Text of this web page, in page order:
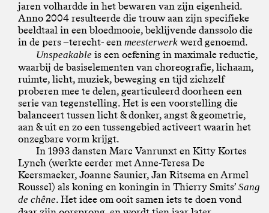
jaren volhardde in het bewaren van zijn eigenheid.
Anno 2004 resulteerde die trouw aan zijn specifieke
beeldtaal in een bloedmooie, beklijvende danssolo die
in de pers –terecht- een meesterwerk werd genoemd.
Unspeakable is een oefening in maximale reductie,
waarbij de basiselementen van choreografie, lichaam,
ruimte, licht, muziek, beweging en tijd zichzelf
proberen mee te delen, gearticuleerd doorheen een
serie van tegenstelling. Het is een voorstelling die
balanceert tussen licht & donker, angst & geometrie,
aan & uit en zo een tussengebied activeert waarin het
onzegbare vorm krijgt.
In 1993 dansten Marc Vanrunxt en Kitty Kortes
Lynch (werkte eerder met Anne-Teresa De
Keersmaeker, Joanne Saunier, Jan Ritsema en Armel
Roussel) als koning en koningin in Thierry Smits’ Sang
de chêne. Het idee om ooit samen iets te doen vond